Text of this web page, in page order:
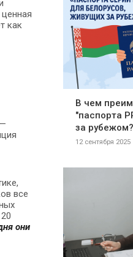
как
все
они
В чем
"паспорта
за рубежом?
12 сентября 2025